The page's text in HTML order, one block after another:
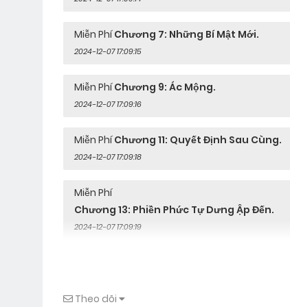
mộng hay
dù chỉ là hư
Miễn Phí Chương 7: Những Bí Mật Mới.
2024-12-07 17:09:15
Miễn Phí Chương 9: Ác Mộng.
2024-12-07 17:09:16
Miễn Phí Chương 11: Quyết Định Sau Cùng.
2024-12-07 17:09:18
Miễn Phí
Chương 13: Phiền Phức Tự Dưng Ập Đến.
2024-12-07 17:09:19
Theo dõi